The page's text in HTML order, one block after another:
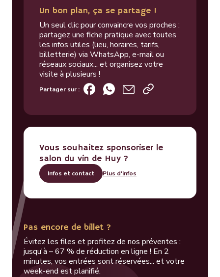
Un bon plan, ça se partage !
Un seul clic pour convaincre vos proches :
partagez une fiche pratique avec toutes
les infos utiles (lieu, horaires, tarifs,
billetterie) via WhatsApp, e-mail ou
réseaux sociaux... et organisez votre
visite à plusieurs !
Partager sur :
Vous souhaitez sponsoriser le
salon du vin de Huy ?
Infos et contact Plus d'infos
Pas encore de billet ?
Évitez les files et profitez de nos préventes :
jusqu'à – 67 % de réduction en ligne ! En 2
minutes, vos entrées sont réservées... et votre
week-end est planifié.